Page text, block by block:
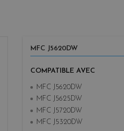
MFC J5620DW
COMPATIBLE AVEC
MFC J5620DW
MFC J5625DW
MFC J5720DW
MFC J5320DW